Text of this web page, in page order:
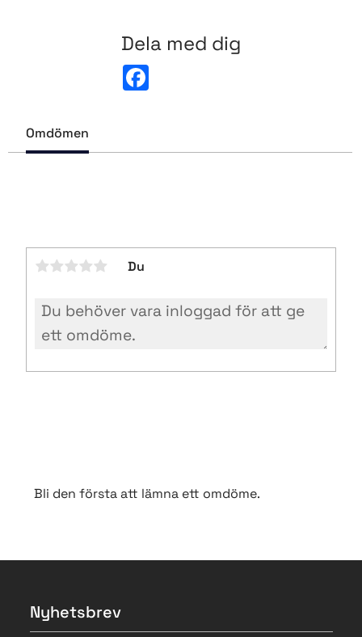
Dela med dig
o
Omdömen
Du
Bli den första att lämna ett omdöme.
Nyhetsbrev